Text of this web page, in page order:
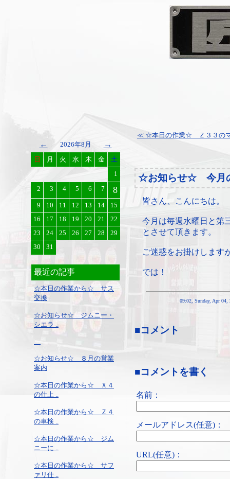
← 2026年8月 →
日 月 火 水 木 金
土
1
2
3 4 5 6 7 8
9 10 11 12 13 14
15
16
17 18 19 20 21
22
23
24 25 26 27 28
29
30
31
最近の記事
☆本日の作業から☆ サス
交換
☆お知らせ☆ ジムニー・
シエラ ..
☆お知らせ☆ ８月の営業
案内
☆本日の作業から☆ Ｘ４
の仕上 ..
☆本日の作業から☆ Ｚ４
の車検 ..
☆本日の作業から☆ ジム
ニーに ..
☆本日の作業から☆ サフ
ァリ仕 ..
≪ ☆本日の作業☆ Ｚ３３の
☆お知らせ☆ 今月
皆さん、こんにちは。
今月は毎週水曜日と第
とさせて頂きます。
ご迷惑をお掛けします
では！
09:02, Sunday, Apr 04,
■コメント
■コメントを書く
名前：
メールアドレス(任意)：
URL(任意)：